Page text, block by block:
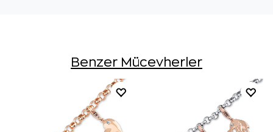
Benzer Mücevherler